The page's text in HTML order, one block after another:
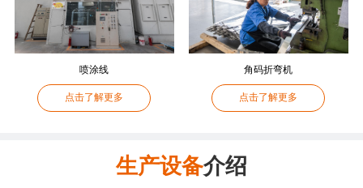
喷涂线
点击了解更多
角码折弯机
点击了解更多
生产设备介绍